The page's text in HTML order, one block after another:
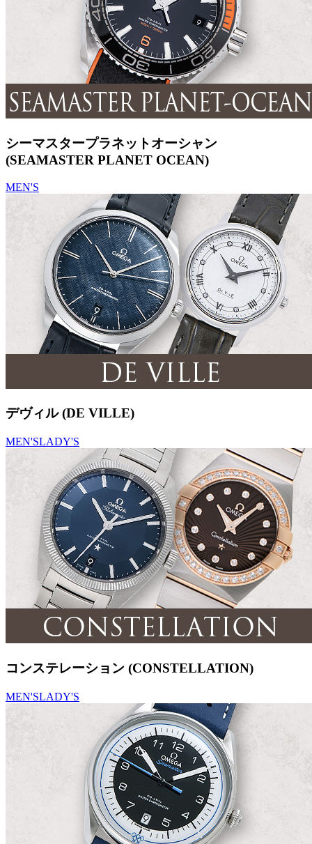
シーマスタープラネットオーシャン
(SEAMASTER PLANET OCEAN)
MEN'S
デヴィル (DE VILLE)
MEN'SLADY'S
コンステレーション (CONSTELLATION)
MEN'SLADY'S